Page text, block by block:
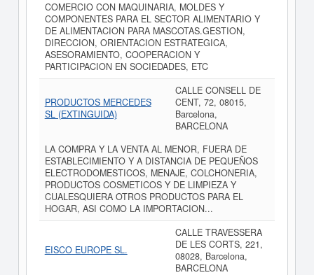
COMERCIO CON MAQUINARIA, MOLDES Y
COMPONENTES PARA EL SECTOR ALIMENTARIO Y
DE ALIMENTACION PARA MASCOTAS.GESTION,
DIRECCION, ORIENTACION ESTRATEGICA,
ASESORAMIENTO, COOPERACION Y
PARTICIPACION EN SOCIEDADES, ETC
PRODUCTOS MERCEDES
SL (EXTINGUIDA)
CALLE CONSELL DE
CENT, 72, 08015,
Barcelona,
BARCELONA
LA COMPRA Y LA VENTA AL MENOR, FUERA DE
ESTABLECIMIENTO Y A DISTANCIA DE PEQUEÑOS
ELECTRODOMESTICOS, MENAJE, COLCHONERIA,
PRODUCTOS COSMETICOS Y DE LIMPIEZA Y
CUALESQUIERA OTROS PRODUCTOS PARA EL
HOGAR, ASI COMO LA IMPORTACION...
EISCO EUROPE SL.
CALLE TRAVESSERA
DE LES CORTS, 221,
08028, Barcelona,
BARCELONA